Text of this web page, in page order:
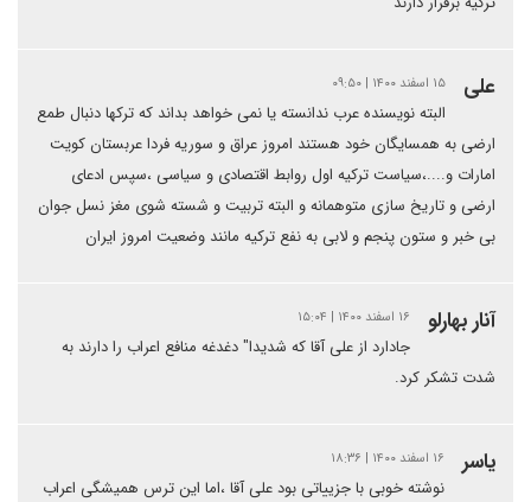
علی ۱۵ اسفند ۱۴۰۰ | ۰۹:۵۰
البته نویسنده عرب ندانسته یا نمی خواهد بداند که ترکها دنبال طمع
ارضی به همسایگان خود هستند امروز عراق و سوریه فردا عربستان کویت
امارات و....،سیاست ترکیه اول روابط اقتصادی و سیاسی ،سپس ادعای
ارضی و تاریخ سازی متوهمانه و البته تربیت و شسته شوی مغز نسل جوان
بی خبر و ستون پنجم و لابی به نفع ترکیه مانند وضعیت امروز ایران
آنار بهارلو ۱۶ اسفند ۱۴۰۰ | ۱۵:۰۴
جادارد از علی آقا که شدیدا" دغدغه منافع اعراب را دارند به
شدت تشکر کرد.
یاسر ۱۶ اسفند ۱۴۰۰ | ۱۸:۳۶
نوشته خوبی با جزییاتی بود علی آقا ،اما این ترس همیشگی اعراب